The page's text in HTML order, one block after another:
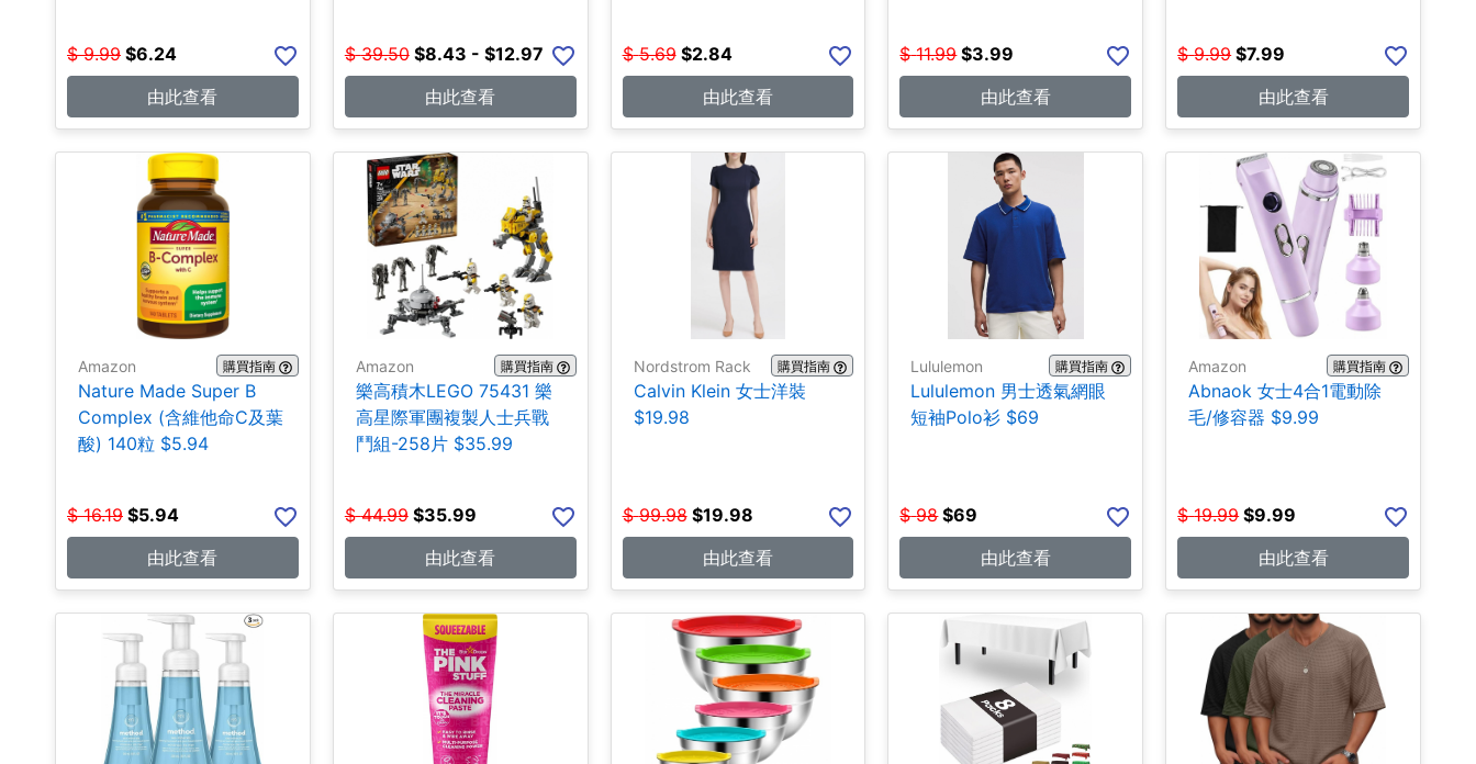
$ 9.99 $6.24
由此查看
$ 39.50 $8.43 - $12.97
由此查看
$ 5.69 $2.84
由此查看
$ 11.99 $3.99
由此查看
$ 9.99 $7.99
由此查看
Amazon 購買指南
Nature Made Super B
Complex (含維他命C及葉
酸) 140粒 $5.94
$ 16.19 $5.94
由此查看
Amazon 購買指南
樂高積木LEGO 75431 樂
高星際軍團複製人士兵戰
鬥組-258片 $35.99
$ 44.99 $35.99
由此查看
Nordstrom Rack 購買指南
Calvin Klein 女士洋裝
$19.98
$ 99.98 $19.98
由此查看
Lululemon 購買指南
Lululemon 男士透氣網眼
短袖Polo衫 $69
$ 98 $69
由此查看
Amazon 購買指南
Abnaok 女士4合1電動除
毛/修容器 $9.99
$ 19.99 $9.99
由此查看